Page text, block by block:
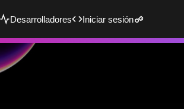
Desarrolladores Iniciar sesión